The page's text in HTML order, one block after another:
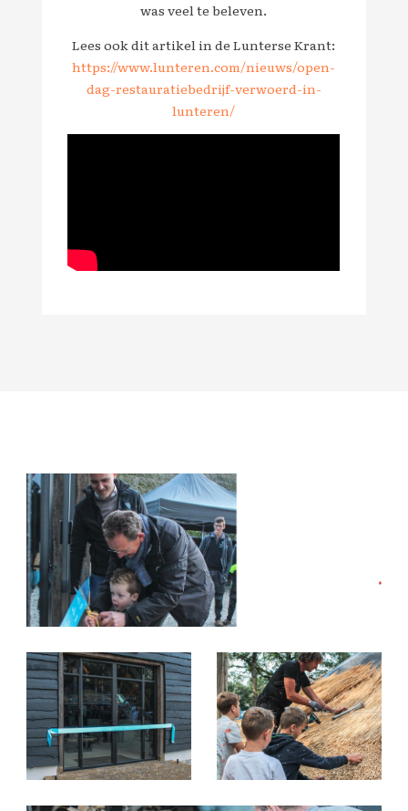
was veel te beleven.
Lees ook dit artikel in de Lunterse Krant:
https://www.lunteren.com/nieuws/open-
dag-restauratiebedrijf-verwoerd-in-
lunteren/